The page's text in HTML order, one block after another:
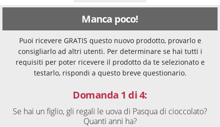
Manca poco!
Puoi ricevere GRATIS questo nuovo prodotto, provarlo e
consigliarlo ad altri utenti. Per determinare se hai tutti i
requisiti per poter ricevere il prodotto da te selezionato e
testarlo, rispondi a questo breve questionario.
Domanda 1 di 4:
Se hai un figlio, gli regali le uova di Pasqua di cioccolato?
Quanti anni ha?